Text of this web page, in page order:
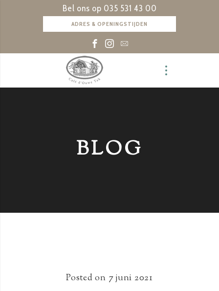
Bel ons op 035 531 43 00
ADRES & OPENINGSTIJDEN
BLOG
Posted on 7 juni 2021